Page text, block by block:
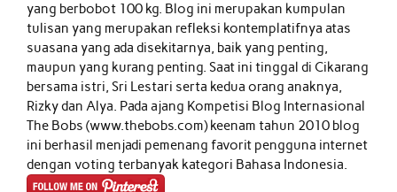
yang berbobot 100 kg. Blog ini merupakan kumpulan
tulisan yang merupakan refleksi kontemplatifnya atas
suasana yang ada disekitarnya, baik yang penting,
maupun yang kurang penting. Saat ini tinggal di Cikarang
bersama istri, Sri Lestari serta kedua orang anaknya,
Rizky dan Alya. Pada ajang Kompetisi Blog Internasional
The Bobs (www.thebobs.com) keenam tahun 2010 blog
ini berhasil menjadi pemenang favorit pengguna internet
dengan voting terbanyak kategori Bahasa Indonesia.